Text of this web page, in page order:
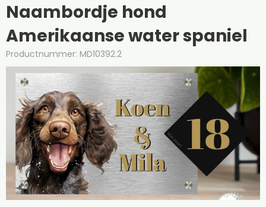
Naambordje hond
Amerikaanse water spaniel
Productnummer: MD10392.2